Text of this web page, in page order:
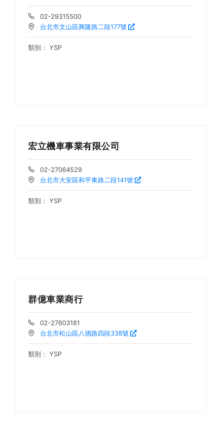
02-29315500
台北市文山區興隆路二段177號
類別： YSP
宏立機車事業有限公司
02-27064529
台北市大安區和平東路二段141號
類別： YSP
群億車業商行
02-27603181
台北市松山區八德路四段338號
類別： YSP